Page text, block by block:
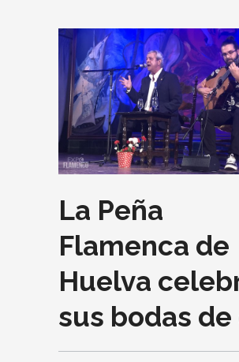
La Peña
Flamenca de
Huelva
sus bodas de